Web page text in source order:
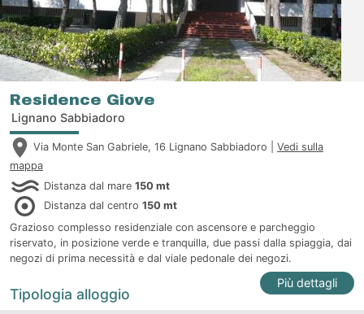
Residence Giove
Lignano Sabbiadoro
Via Monte San Gabriele, 16 Lignano Sabbiadoro | Vedi sulla
mappa
Distanza dal mare 150 mt
Distanza dal centro 150 mt
Grazioso complesso residenziale con ascensore e parcheggio
riservato, in posizione verde e tranquilla, due passi dalla spiaggia, dai
negozi di prima necessità e dal viale pedonale dei negozi.
Più dettagli
Tipologia alloggio